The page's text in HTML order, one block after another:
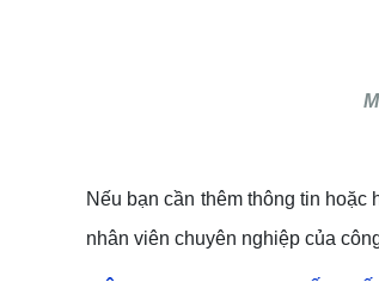
Nếu bạn cần thêm thông tin hoặc
nhân viên chuyên nghiệp của